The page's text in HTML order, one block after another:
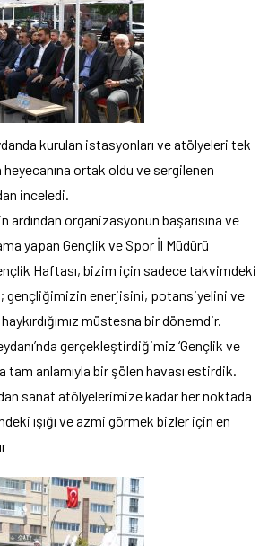
kurulan istasyonları ve atölyeleri tek
ortak oldu ve sergilenen
inceledi.
ardından organizasyonun başarısına ve
yapan Gençlik ve Spor İl Müdürü
Haftası, bizim için sadece takvimdeki
gençliğimizin enerjisini, potansiyelini ve
müstesna bir dönemdir.
gerçekleştirdiğimiz ‘Gençlik ve
tam anlamıyla bir şölen havası estirdik.
sanat atölyelerimize kadar her noktada
ışığı ve azmi görmek bizler için en